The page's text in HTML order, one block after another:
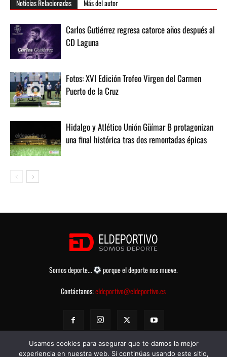
Noticias Relacionadas Más del autor
Carlos Gutiérrez regresa catorce años después al
CD Laguna
Fotos: XVI Edición Trofeo Virgen del Carmen
Puerto de la Cruz
Hidalgo y Atlético Unión Güímar B protagonizan
una final histórica tras dos remontadas épicas
Somos deporte...
porque el deporte nos mueve.
Contáctanos:eldeportivo@eldeportivo.es
Usamos cookies para asegurar que te damos la mejor
experiencia en nuestra web. Si continúas usando este sitio,